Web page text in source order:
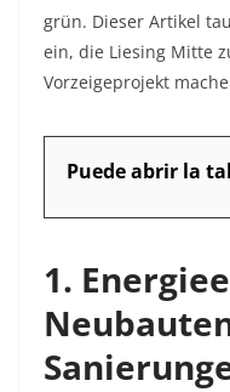
grün. Dieser Artikel
ein, die Liesing Mitte
Vorzeigeprojekt
Puede abrir la
1.